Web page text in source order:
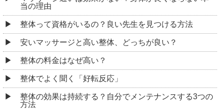
当の理由
整体って資格がいるの？良い先生を見つける方法
安いマッサージと高い整体、どっちが良い？
整体の料金はなぜ高い？
整体でよく聞く「好転反応」
整体の効果は持続する？自分でメンテナンスする3つの
方法